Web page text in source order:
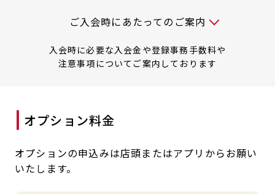
入会時には以下の料金が必要です
により頂戴する金額が異なる場合がございます。
ださい。
ご入会時にあたってのご案内
入会時に必要な入会金や登録事務手数料や
注意事項についてご案内しております
オプション料金
オプションの申込みは店頭またはアプリからお願い
いたします。